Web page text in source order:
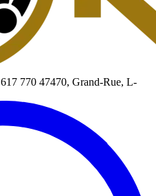
617 770 47470, Grand-Rue, L-